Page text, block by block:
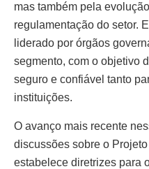
mas também pela
regulamentação do setor.
liderado por órgãos
segmento, com o objetivo
seguro e confiável tanto
instituições.
O avanço mais recente
discussões sobre o
estabelece diretrizes para